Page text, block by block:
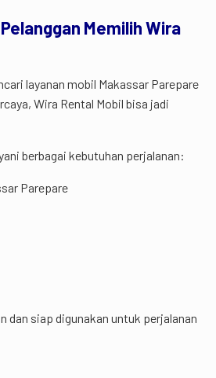
Memilih Wira
layanan mobil Makassar Parepare
Wira Rental Mobil bisa jadi
berbagai kebutuhan perjalanan:
Parepare
dan siap digunakan untuk perjalanan